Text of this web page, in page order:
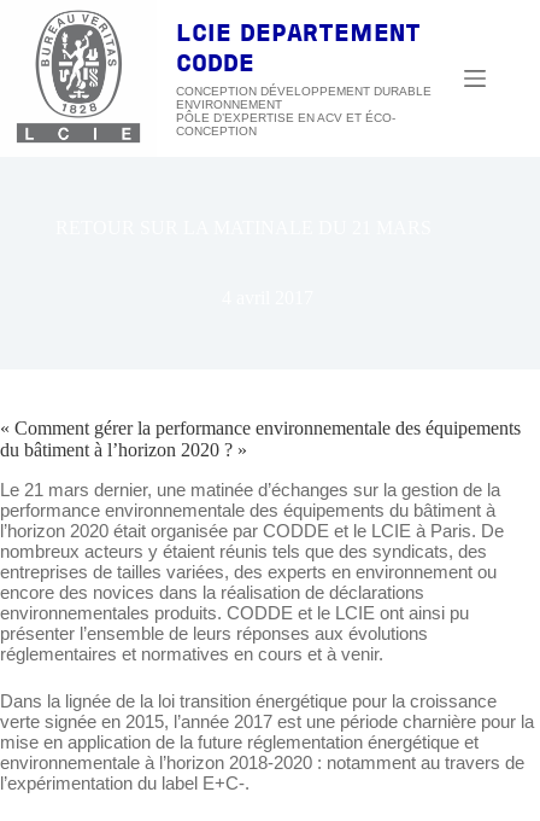
contenu
LCIE DEPARTEMENT
CODDE
CONCEPTION DÉVELOPPEMENT DURABLE
ENVIRONNEMENT
« Comment gérer la performance environnementale des équipements
du bâtiment à l’horizon 2020 ? »
Le 21 mars dernier, une matinée d’échanges sur la gestion de la
performance environnementale des équipements du bâtiment à
l’horizon 2020 était organisée par CODDE et le LCIE à Paris. De
nombreux acteurs y étaient réunis tels que des syndicats, des
entreprises de tailles variées, des experts en environnement ou
encore des novices dans la réalisation de déclarations
environnementales produits. CODDE et le LCIE ont ainsi pu
présenter l’ensemble de leurs réponses aux évolutions
réglementaires et normatives en cours et à venir.
Dans la lignée de la loi transition énergétique pour la croissance
verte signée en 2015, l’année 2017 est une période charnière pour la
mise en application de la future réglementation énergétique et
environnementale à l’horizon 2018-2020 : notamment au travers de
l’expérimentation du label E+C-.